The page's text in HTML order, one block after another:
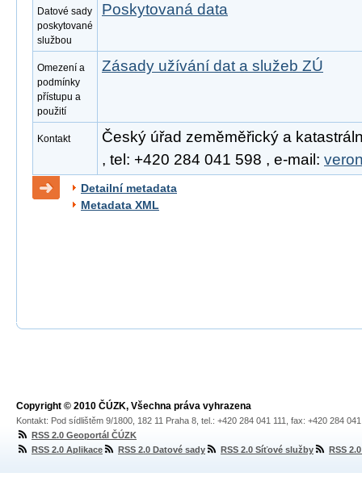
Datové sady
poskytované
službou
Poskytovaná data
Omezení a
podmínky
přístupu a
použití
Zásady užívání dat a služeb ZÚ
Kontakt
Český úřad zeměměřický a
, tel: +420 284 041 598 , e-mail:
Detailní metadata
Metadata XML
Copyright © 2010 ČÚZK, Všechna práva vyhrazena
Kontakt: Pod sídlištěm 9/1800, 182 11 Praha 8, tel.: +420 284 041 111, fax: +420 284
RSS 2.0 Geoportál ČÚZK
RSS 2.0 Aplikace
RSS 2.0 Datové sady RSS 2.0 Síťové služby RSS